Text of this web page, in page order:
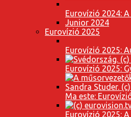
Eurovízió 2024:
Junior 2024
Eurovízió 2025
Eurovízió 2025:
Eurovízió 2025:
Ma este:
Eurovízió 2025: